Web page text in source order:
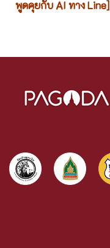
พูดคุยกับ AI ทาง Line]